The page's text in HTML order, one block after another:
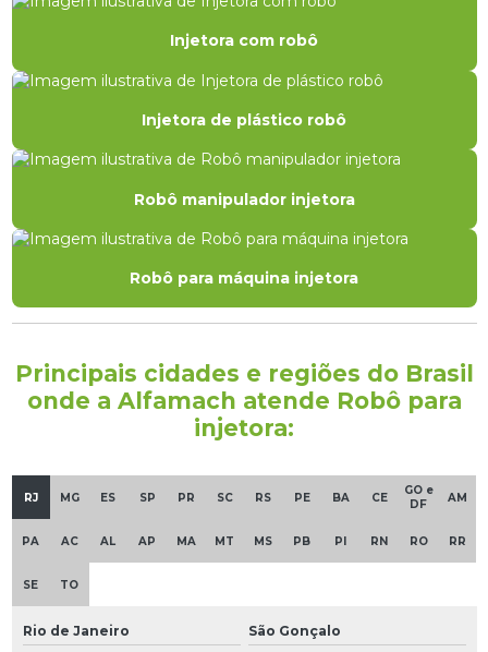
Injetora com robô
Injetora de plástico robô
Robô manipulador injetora
Robô para máquina injetora
Principais cidades e regiões do Brasil
onde a Alfamach atende Robô para
injetora:
RJ MG ES SP PR SC RS PE BA CE
GO e
DF
AM
PA AC AL AP MA MT MS PB PI RN RO RR
SE TO
Rio de Janeiro São Gonçalo